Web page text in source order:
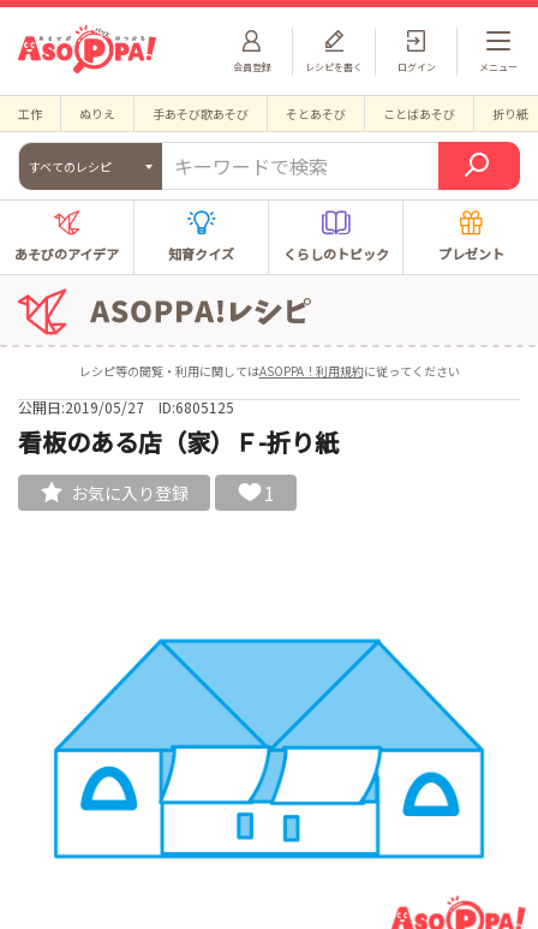
会員登録 ログイン
レシピを書く メニュー
工作 ぬりえ 手あそび歌あそび そとあそび ことばあそび 折り紙
すべてのレシピ
あそびのアイデア 知育クイズ くらしのトピック プレゼント
レシピ等の閲覧・利用に関してはASOPPA！利用規約に従ってください
公開日:2019/05/27 ID:6805125
看板のある店（家）Ｆ-折り紙
お気に入り登録 1